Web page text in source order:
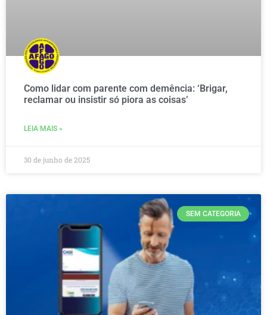
Como lidar com parente com demência: ‘Brigar,
reclamar ou insistir só piora as coisas’
LEIA MAIS »
30 de junho de 2025
SEM CATEGORIA